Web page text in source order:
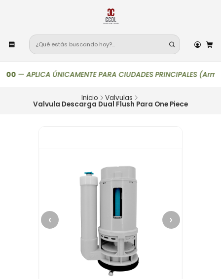
— APLICA ÚNICAMENTE PARA CIUDADES PRINCIPALES
Inicio Valvulas
Valvula Descarga Dual Flush Para One Piece
‹ ›